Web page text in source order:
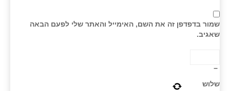
שמור בדפדפן זה את השם, האימייל והאתר שלי לפעם הבאה
שאגיב.
−
שלוש